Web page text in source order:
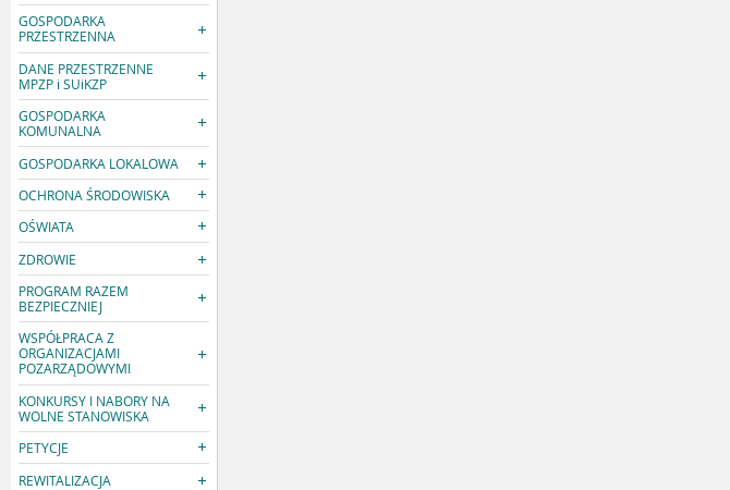
GOSPODARKA
PRZESTRZENNA
DANE PRZESTRZENNE
MPZP i SUiKZP
GOSPODARKA
KOMUNALNA
GOSPODARKA LOKALOWA
OCHRONA ŚRODOWISKA
OŚWIATA
ZDROWIE
PROGRAM RAZEM
BEZPIECZNIEJ
WSPÓŁPRACA Z
ORGANIZACJAMI
POZARZĄDOWYMI
KONKURSY I NABORY NA
WOLNE STANOWISKA
PETYCJE
REWITALIZACJA